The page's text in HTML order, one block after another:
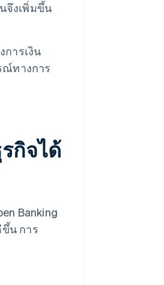
จึงเพิ่มขึ้น
ารเงิน
ณ์ทางการ
กิจได้
Banking
น การ